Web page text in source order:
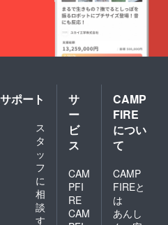
ポート
ス
タ
ッ
フ
に
相
談
す
サ
ー
ビ
ス
CAM
PFI
RE
CAM
CAMP
FIRE
につい
て
CAMP
FIREと
は
あんし